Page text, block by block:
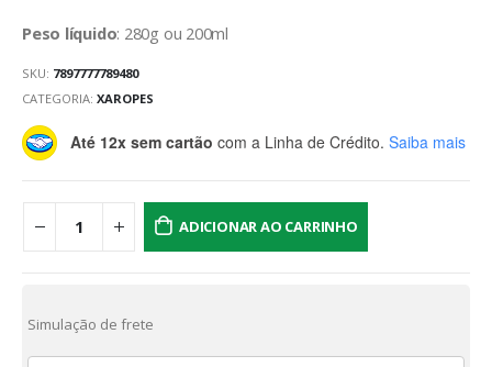
Peso líquido: 280g ou 200ml
SKU: 7897777789480
CATEGORIA: XAROPES
Até 12x sem cartão com a Linha de Crédito. Saiba mais
ADICIONAR AO CARRINHO
Simulação de frete